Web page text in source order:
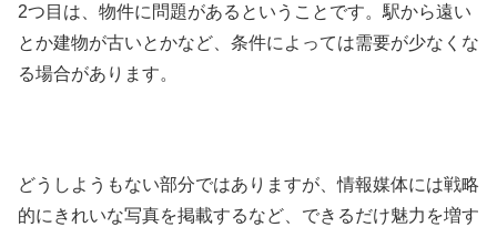
2つ目は、物件に問題があるということです。駅から遠い
とか建物が古いとかなど、条件によっては需要が少なくな
る場合があります。
どうしようもない部分ではありますが、情報媒体には戦略
的にきれいな写真を掲載するなど、できるだけ魅力を増す